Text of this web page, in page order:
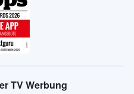
TV Werbung